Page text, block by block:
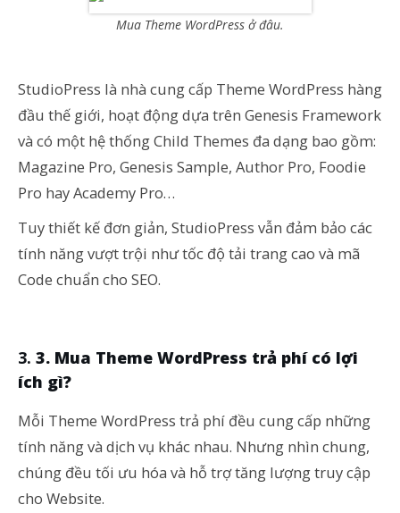
Mua Theme WordPress ở đâu.
StudioPress là nhà cung cấp Theme WordPress hàng
đầu thế giới, hoạt động dựa trên Genesis Framework
và có một hệ thống Child Themes đa dạng bao gồm:
Magazine Pro, Genesis Sample, Author Pro, Foodie
Pro hay Academy Pro…
Tuy thiết kế đơn giản, StudioPress vẫn đảm bảo các
tính năng vượt trội như tốc độ tải trang cao và mã
Code chuẩn cho SEO.
3. Mua Theme WordPress trả phí có lợi
ích gì?
Mỗi Theme WordPress trả phí đều cung cấp những
tính năng và dịch vụ khác nhau. Nhưng nhìn chung,
chúng đều tối ưu hóa và hỗ trợ tăng lượng truy cập
cho Website.